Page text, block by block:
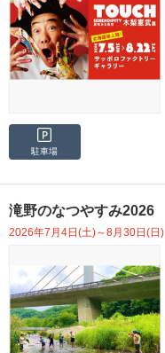
駐車場
滝野のなつやすみ2026
2026年7月4日(土)～8月30日(日)